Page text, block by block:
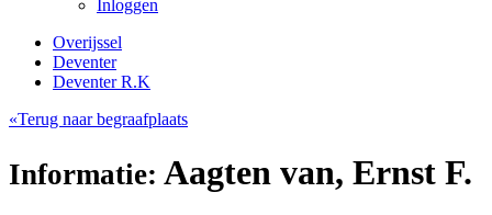
Inloggen
Overijssel
Deventer
Deventer R.K
«Terug naar begraafplaats
Informatie: Aagten van, Ernst F.